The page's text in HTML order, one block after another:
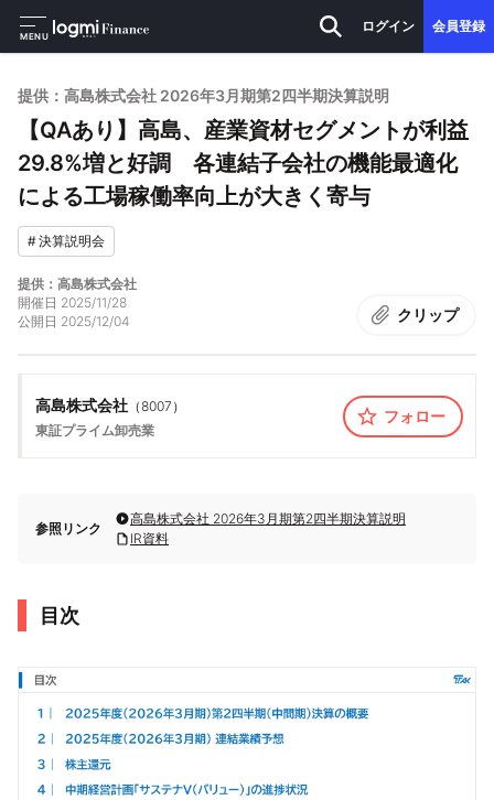
MENU
ログイン 会員登録
提供：高島株式会社 2026年3月期第2四半期決算説明
【QAあり】高島、産業資材セグメントが利益
29.8%増と好調 各連結子会社の機能最適化
による工場稼働率向上が大きく寄与
#決算説明会
提供：高島株式会社
開催日 2025/11/28
公開日 2025/12/04 クリップ
高島株式会社 （8007 ）
東証プライム卸売業
フォロー
参照リンク
高島株式会社 2026年3月期第2四半期決算説明
IR資料
目次